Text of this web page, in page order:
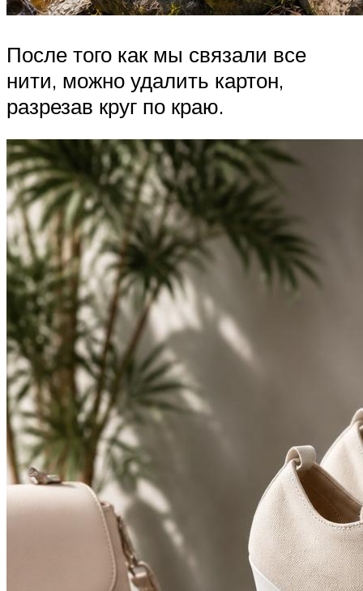
После того как мы связали все
нити, можно удалить картон,
разрезав круг по краю.